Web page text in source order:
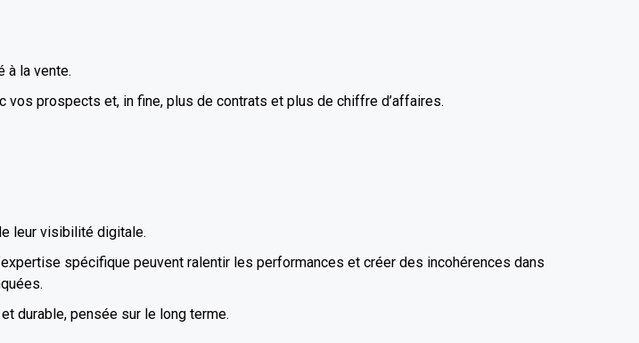
à la vente.
vos prospects et, in fine, plus de contrats et plus de chiffre d’affaires.
leur visibilité digitale.
spécifique peuvent ralentir les performances et créer des incohérences dans
durable, pensée sur le long terme.